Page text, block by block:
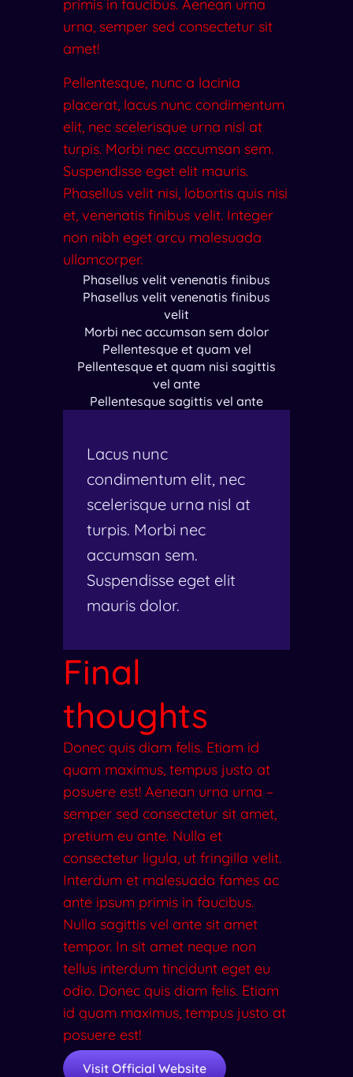
primis in faucibus. Aenean urna
urna, semper sed consectetur sit
amet!
Pellentesque, nunc a lacinia
placerat, lacus nunc condimentum
elit, nec scelerisque urna nisl at
turpis. Morbi nec accumsan sem.
Suspendisse eget elit mauris.
Phasellus velit nisi, lobortis quis nisi
et, venenatis finibus velit. Integer
non nibh eget arcu malesuada
ullamcorper.
Phasellus velit venenatis finibus
Phasellus velit venenatis finibus
velit
Morbi nec accumsan sem dolor
Pellentesque et quam vel
Pellentesque et quam nisi sagittis
vel ante
Pellentesque sagittis vel ante
Lacus nunc
condimentum elit, nec
scelerisque urna nisl at
turpis. Morbi nec
accumsan sem.
Suspendisse eget elit
mauris dolor.
Final
thoughts
Donec quis diam felis. Etiam id
quam maximus, tempus justo at
posuere est! Aenean urna urna –
semper sed consectetur sit amet,
pretium eu ante. Nulla et
consectetur ligula, ut fringilla velit.
Interdum et malesuada fames ac
ante ipsum primis in faucibus.
Nulla sagittis vel ante sit amet
tempor. In sit amet neque non
tellus interdum tincidunt eget eu
odio. Donec quis diam felis. Etiam
id quam maximus, tempus justo at
posuere est!
Visit Official Website